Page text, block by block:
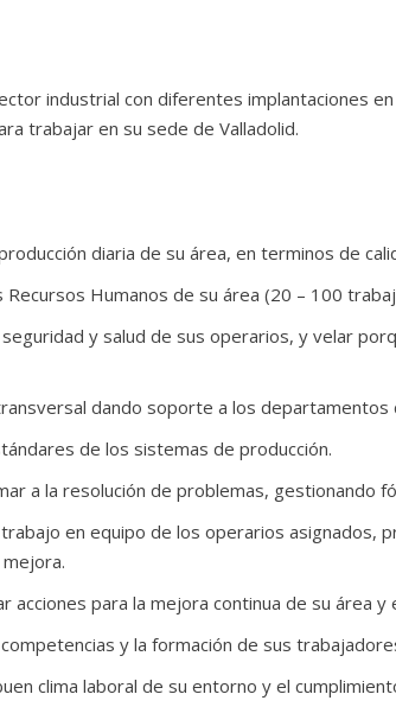
industrial con diferentes implantaciones
trabajar en su sede de Valladolid.
diaria de su área, en terminos de
Recursos Humanos de su área (20 – 100
y salud de sus operarios, y velar
dando soporte a los departamentos
de los sistemas de producción.
a la resolución de problemas, gestionando
en equipo de los operarios asignados,
acciones para la mejora continua de su área
y la formación de sus
clima laboral de su entorno y el